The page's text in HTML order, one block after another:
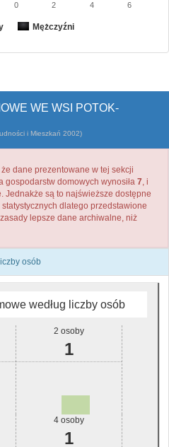
Mężczyźni
0 2 4 6
WE WSI POTOK-
i Mieszkań 2002)
dane prezentowane w tej sekcji
gospodarstw domowych wynosiła 7, i
Jednakże są to najświeższe dostępne
dlatego przedstawione
lepsze dane archiwalne, niż
osób
według liczby osób
2 osoby
1
4 osoby
1